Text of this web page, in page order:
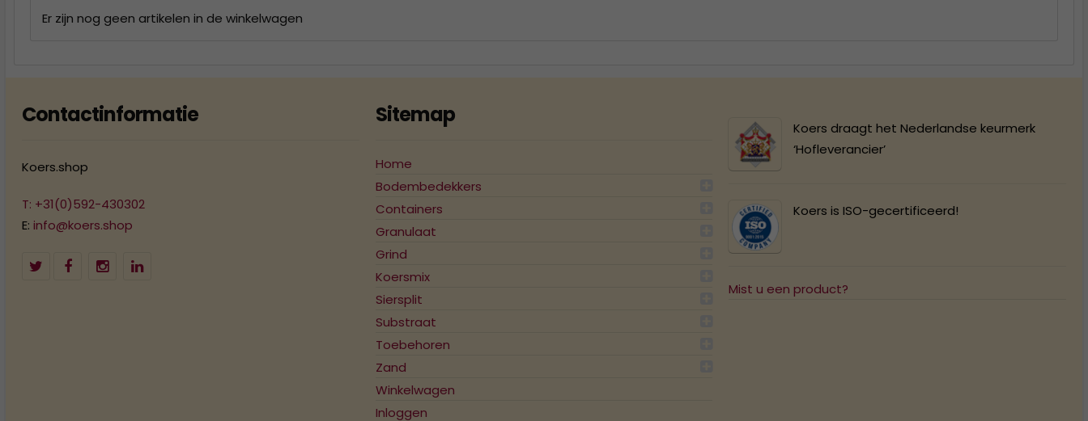
Er zijn nog geen artikelen in de winkelwagen
Contactinformatie
Koers.shop
T: +31(0)592-430302
E: info@koers.shop
Sitemap
Home
Bodembedekkers
Containers
Granulaat
Grind
Koersmix
Siersplit
Substraat
Toebehoren
Zand
Winkelwagen
Inloggen
Koers draagt het Nederlandse keurmerk
‘Hofleverancier’
Koers is ISO-gecertificeerd!
Mist u een product?